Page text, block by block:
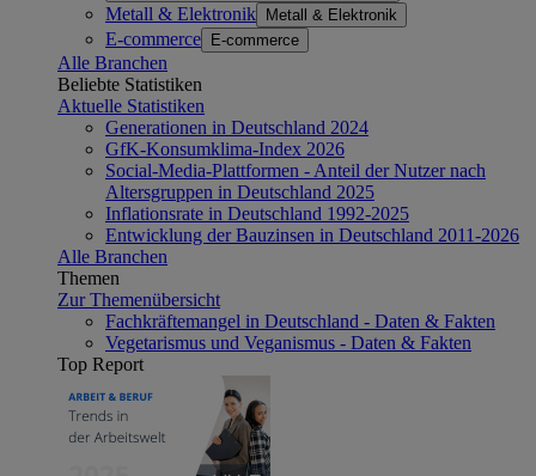
Metall & Elektronik Metall & Elektronik
E-commerce E-commerce
Alle Branchen
Beliebte Statistiken
Aktuelle Statistiken
Generationen in Deutschland 2024
GfK-Konsumklima-Index 2026
Social-Media-Plattformen - Anteil der Nutzer nach
Altersgruppen in Deutschland 2025
Inflationsrate in Deutschland 1992-2025
Entwicklung der Bauzinsen in Deutschland 2011-2026
Alle Branchen
Themen
Zur Themenübersicht
Fachkräftemangel in Deutschland - Daten & Fakten
Vegetarismus und Veganismus - Daten & Fakten
Top Report